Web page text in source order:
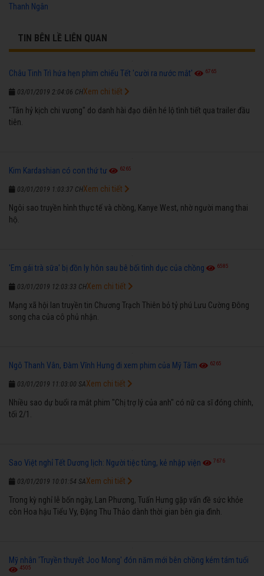
Thanh Ngân
TIN BÊN LỀ LIÊN QUAN
Châu Tinh Trì hứa hẹn phim chiếu Tết 'cười ra nước mắt' 6765
03/01/2019 2:04:06 CH
"Tân hỷ kịch chi vương" do danh hài đạo diễn hé lộ tình tiết qua trailer đầu
tiên.
Xem chi tiết
Kim Kardashian có con thứ tư 6265
03/01/2019 1:03:37 CH
Ngôi sao truyền hình thực tế và chồng, Kanye West, nhờ người mang thai
hộ.
Xem chi tiết
'Em gái trà sữa' bị đồn ly hôn sau bê bối tình dục của chồng 6585
03/01/2019 12:03:33 CH
Mạng xã hội lan truyền tin Chương Trạch Thiên bỏ tỷ phú Lưu Cường Đông
song cha của cô phủ nhận.
Xem chi tiết
Ngô Thanh Vân, Đàm Vĩnh Hưng đi xem phim của Mỹ Tâm 6265
03/01/2019 11:03:00 SA
Nhiều sao dự buổi ra mắt phim "Chị trợ lý của anh" có nữ ca sĩ đóng chính,
tối 2/1.
Xem chi tiết
Sao Việt nghỉ Tết Dương lịch: Người tiệc tùng, kẻ nhập viện 7676
03/01/2019 10:01:54 SA
Trong kỳ nghỉ lễ bốn ngày, Lan Phương, Tuấn Hưng gặp vấn đề sức khỏe
còn Hoa hậu Tiểu Vy, Đặng Thu Thảo dành thời gian bên gia đình.
Xem chi tiết
Mỹ nhân 'Truyền thuyết Joo Mong' đón năm mới bên chồng kém tám tuổi
4505